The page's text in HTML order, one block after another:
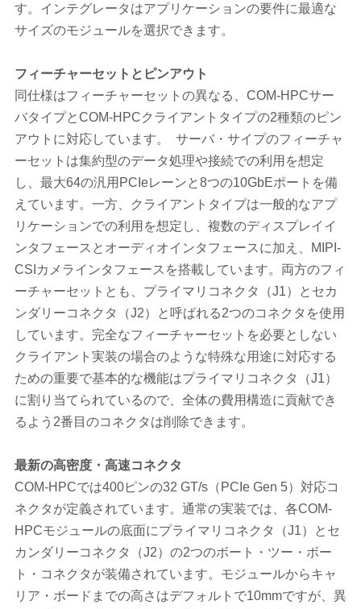
す。インテグレータはアプリケーションの要件に最適な
サイズのモジュールを選択できます。
フィーチャーセットとピンアウト
同仕様はフィーチャーセットの異なる、COM-HPCサー
バタイプとCOM-HPCクライアントタイプの2種類のピン
アウトに対応しています。 サーバ・サイプのフィーチャ
ーセットは集約型のデータ処理や接続での利用を想定
し、最大64の汎用PCIeレーンと8つの10GbEポートを備
えています。一方、クライアントタイプは一般的なアプ
リケーションでの利用を想定し、複数のディスプレイイ
ンタフェースとオーディオインタフェースに加え、MIPI-
CSIカメラインタフェースを搭載しています。両方のフィ
ーチャーセットとも、プライマリコネクタ（J1）とセカ
ンダリーコネクタ（J2）と呼ばれる2つのコネクタを使用
しています。完全なフィーチャーセットを必要としない
クライアント実装の場合のような特殊な用途に対応する
ための重要で基本的な機能はプライマリコネクタ（J1）
に割り当てられているので、全体の費用構造に貢献でき
るよう2番目のコネクタは削除できます。
最新の高密度・高速コネクタ
COM-HPCでは400ピンの32 GT/s（PCIe Gen 5）対応コ
ネクタが定義されています。通常の実装では、各COM-
HPCモジュールの底面にプライマリコネクタ（J1）とセ
カンダリーコネクタ（J2）の2つのボート・ツー・ボー
ト・コネクタが装備されています。モジュールからキャ
リア・ボードまでの高さはデフォルトで10mmですが、異